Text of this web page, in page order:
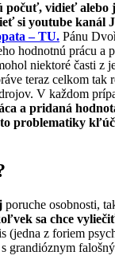
počuť, vidieť alebo
si youtube kanál
– TU. Pánu
hodnotnú prácu a
niektoré časti z
teraz celkom tak
V každom
a pridaná
problematiky
poruche osobnosti,
sa chce
(jedna z foriem
grandióznym